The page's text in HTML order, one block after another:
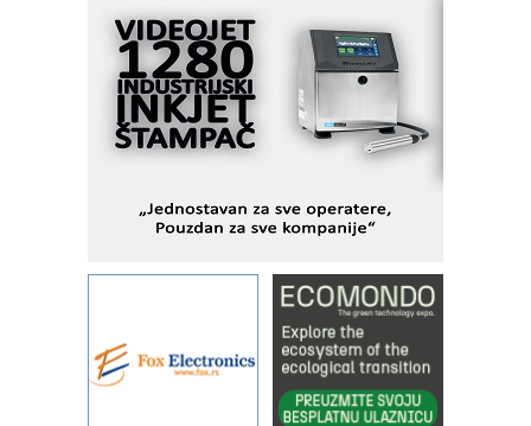
MOTOMAN – NEXT-Robotika vođena
veštačkom inteligencijom
I.SAFE MOBILE revolucioniše
industrijsku automatizaciju
pionirskimmobile operator PANEL-OM
Fleksibilno stezanje i brzo
KIP KOP – napredna rešenja za
savremene industrijske i logističke
Alba d.o.o. – 35 godina preciznosti u
metrologiji i pametnim dozirnim
rešenjima
IBeRTIM - oprema za ispitivanje